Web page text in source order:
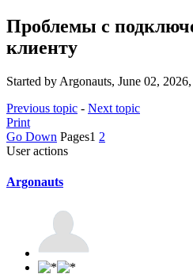
Проблемы с
клиенту
Started by Argonauts, June 02,
Previous topic - Next topic
Print
Go Down Pages1 2
User actions
Argonauts